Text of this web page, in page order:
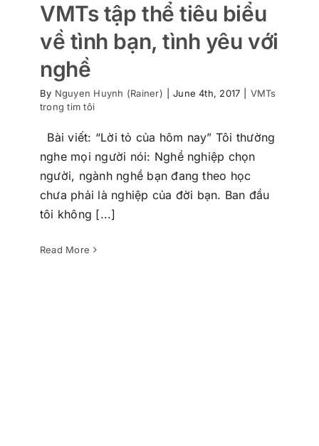
VMTs tập thể tiêu biểu
về tình bạn, tình yêu với
nghề
By Nguyen Huynh (Rainer) June 4th, 2017
VMTs
trong tim tôi
Bài viết: “Lời tỏ của hôm nay” Tôi thường
nghe mọi người nói: Nghề nghiệp chọn
người, ngành nghề bạn đang theo học
chưa phải là nghiệp của đời bạn. Ban đầu
tôi không [...]
Read More
Em thật sự đã “Thương”, “Thương”
ngôi nhà VMT này